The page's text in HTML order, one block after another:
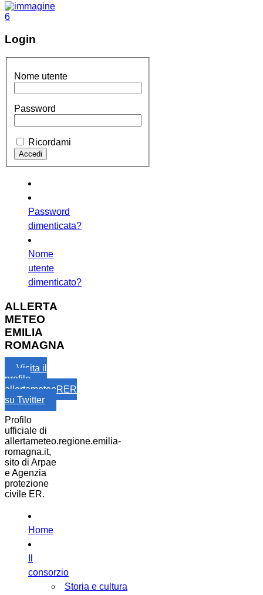
Login
Nome utente
Password
Ricordami
Password
dimenticata?
Nome
utente
dimenticato?
ALLERTA
METEO
EMILIA
ROMAGNA
Visita il
profilo
allertameteoRER
su Twitter
Profilo
ufficiale di
allertameteo.regione.emilia-
romagna.it,
sito di Arpae
e Agenzia
protezione
civile ER.
Home
consorzio
Storia e cultura